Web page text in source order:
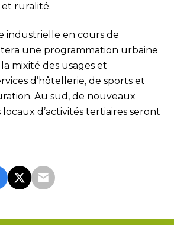
ruralité.
industrielle en cours de
une programmation urbaine
mixité des usages et
d’hôtellerie, de sports et
Au sud, de nouveaux
d’activités tertiaires seront